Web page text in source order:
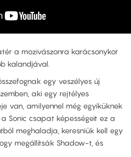
a mozivászonra karácsonykor
kalandjával.
egy veszélyes új
aki egy rejtélyes
van, amilyennel még egyiküknek
Sonic csapat képességeit ez a
meghaladja, keresniük kell egy
megállítsák Shadow-t, és